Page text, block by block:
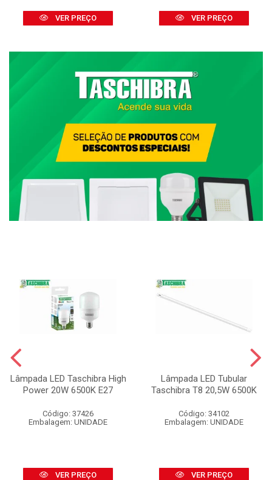
VER PREÇO VER PREÇO
Lâmpada LED Taschibra High
Power 20W 6500K E27
Código: 37426
Embalagem: UNIDADE
VER PREÇO
Lâmpada LED Tubular
Taschibra T8 20,5W 6500K
Código: 34102
Embalagem: UNIDADE
VER PREÇO